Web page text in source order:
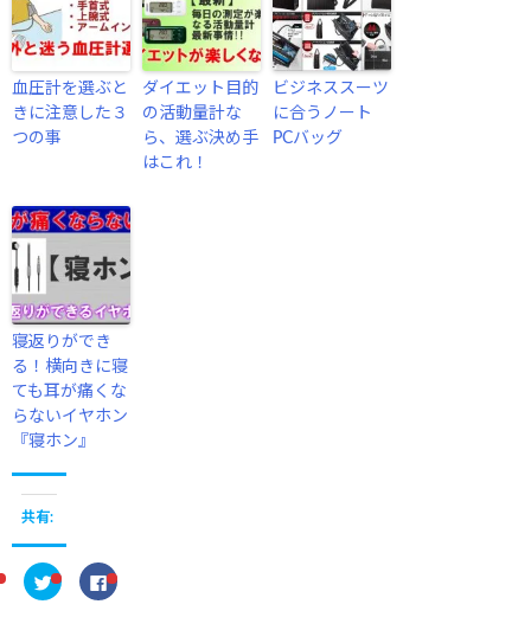
血圧計を選ぶと
きに注意した３
つの事
ダイエット目的
の活動量計な
ら、選ぶ決め手
はこれ！
ビジネススーツ
に合うノート
PCバッグ
寝返りができ
る！横向きに寝
ても耳が痛くな
らないイヤホン
『寝ホン』
共有:
ク
リ
F
a